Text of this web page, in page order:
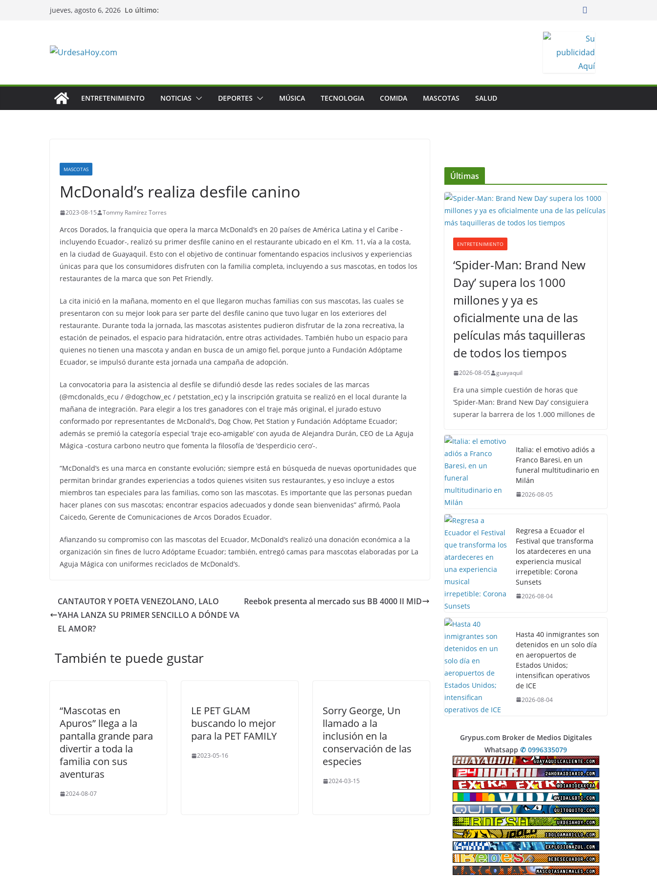
jueves, agosto 6, 2026 Lo último:
ENTRETENIMIENTO NOTICIAS DEPORTES MÚSICA TECNOLOGIA COMIDA MASCOTAS SALUD
MASCOTAS
McDonald’s realiza desfile canino
2023-08-15 Tommy Ramírez Torres
Arcos Dorados, la franquicia que opera la marca McDonald’s en 20 países de América Latina y el Caribe -
incluyendo Ecuador-, realizó su primer desfile canino en el restaurante ubicado en el Km. 11, vía a la costa,
en la ciudad de Guayaquil. Esto con el objetivo de continuar fomentando espacios inclusivos y experiencias
únicas para que los consumidores disfruten con la familia completa, incluyendo a sus mascotas, en todos los
restaurantes de la marca que son Pet Friendly.
La cita inició en la mañana, momento en el que llegaron muchas familias con sus mascotas, las cuales se
presentaron con su mejor look para ser parte del desfile canino que tuvo lugar en los exteriores del
restaurante. Durante toda la jornada, las mascotas asistentes pudieron disfrutar de la zona recreativa, la
estación de peinados, el espacio para hidratación, entre otras actividades. También hubo un espacio para
quienes no tienen una mascota y andan en busca de un amigo fiel, porque junto a Fundación Adóptame
Ecuador, se impulsó durante esta jornada una campaña de adopción.
La convocatoria para la asistencia al desfile se difundió desde las redes sociales de las marcas
(@mcdonalds_ecu / @dogchow_ec / petstation_ec) y la inscripción gratuita se realizó en el local durante la
mañana de integración. Para elegir a los tres ganadores con el traje más original, el jurado estuvo
conformado por representantes de McDonald’s, Dog Chow, Pet Station y Fundación Adóptame Ecuador;
además se premió la categoría especial ‘traje eco-amigable’ con ayuda de Alejandra Durán, CEO de La Aguja
Mágica -costura carbono neutro que fomenta la filosofía de ‘desperdicio cero’-.
“McDonald’s es una marca en constante evolución; siempre está en búsqueda de nuevas oportunidades que
permitan brindar grandes experiencias a todos quienes visiten sus restaurantes, y eso incluye a estos
miembros tan especiales para las familias, como son las mascotas. Es importante que las personas puedan
hacer planes con sus mascotas; encontrar espacios adecuados y donde sean bienvenidas” afirmó, Paola
Caicedo, Gerente de Comunicaciones de Arcos Dorados Ecuador.
Afianzando su compromiso con las mascotas del Ecuador, McDonald’s realizó una donación económica a la
organización sin fines de lucro Adóptame Ecuador; también, entregó camas para mascotas elaboradas por La
Aguja Mágica con uniformes reciclados de McDonald’s.
CANTAUTOR Y POETA VENEZOLANO, LALO
YAHA LANZA SU PRIMER SENCILLO A DÓNDE VA
EL AMOR?
Reebok presenta al mercado sus BB 4000 II MID
También te puede gustar
“Mascotas en
Apuros” llega a la
pantalla grande para
divertir a toda la
familia con sus
aventuras
2024-08-07
LE PET GLAM
buscando lo mejor
para la PET FAMILY
2023-05-16
Sorry George, Un
llamado a la
inclusión en la
conservación de las
especies
2024-03-15
Últimas
ENTRETENIMIENTO
‘Spider-Man: Brand New
Day’ supera los 1000
millones y ya es
oficialmente una de las
películas más taquilleras
de todos los tiempos
2026-08-05 guayaquil
Era una simple cuestión de horas que
‘Spider-Man: Brand New Day’ consiguiera
superar la barrera de los 1.000 millones de
Italia: el emotivo adiós a
Franco Baresi, en un
funeral multitudinario en
Milán
2026-08-05
Regresa a Ecuador el
Festival que transforma
los atardeceres en una
experiencia musical
irrepetible: Corona
Sunsets
2026-08-04
Hasta 40 inmigrantes son
detenidos en un solo día
en aeropuertos de
Estados Unidos;
intensifican operativos
de ICE
2026-08-04
Grypus.com Broker de Medios Digitales
Whatsapp ✆ 0996335079